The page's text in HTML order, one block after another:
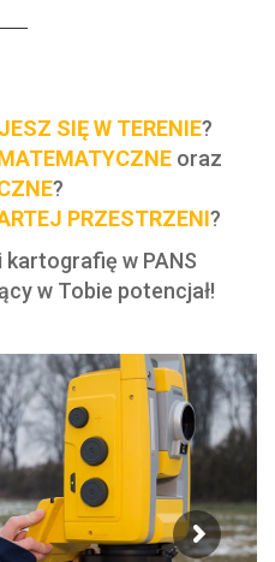
SIĘ W TERENIE?
oraz
?
PRZESTRZENI?
w PANS
w Tobie potencjał!